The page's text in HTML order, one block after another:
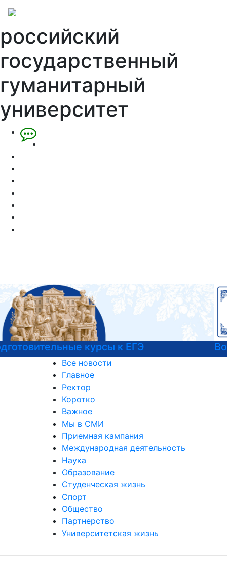
российский
государственный
гуманитарный
университет
Войска беспилотных систем РФ
Все новости
Главное
Ректор
Коротко
Важное
Мы в СМИ
Приемная кампания
Международная деятельность
Наука
Образование
Студенческая жизнь
Спорт
Общество
Партнерство
Университетская жизнь